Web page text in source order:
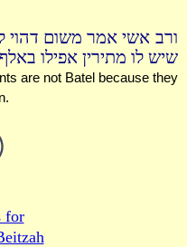
ורב אשי אמר משום דהוי
שיש לו מתירין אפילו
are not Batel because they
for